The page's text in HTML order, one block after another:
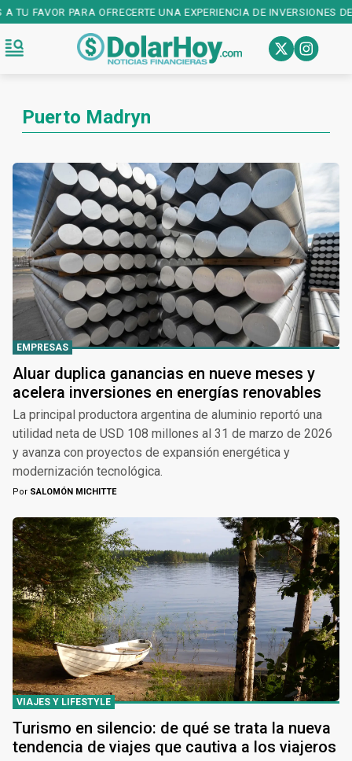
FAVOR PARA OFRECERTE UNA EXPERIENCIA DE INVERSIONES DE
Puerto Madryn
EMPRESAS
Aluar duplica ganancias en nueve meses y
acelera inversiones en energías renovables
La principal productora argentina de aluminio reportó una
utilidad neta de USD 108 millones al 31 de marzo de 2026
y avanza con proyectos de expansión energética y
modernización tecnológica.
Por SALOMÓN MICHITTE
VIAJES Y LIFESTYLE
Turismo en silencio: de qué se trata la nueva
tendencia de viajes que cautiva a los viajeros